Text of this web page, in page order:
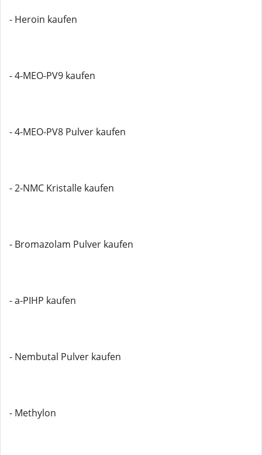
- Heroin kaufen
- 4-MEO-PV9 kaufen
- 4-MEO-PV8 Pulver kaufen
- 2-NMC Kristalle kaufen
- Bromazolam Pulver kaufen
- a-PIHP kaufen
- Nembutal Pulver kaufen
- Methylon